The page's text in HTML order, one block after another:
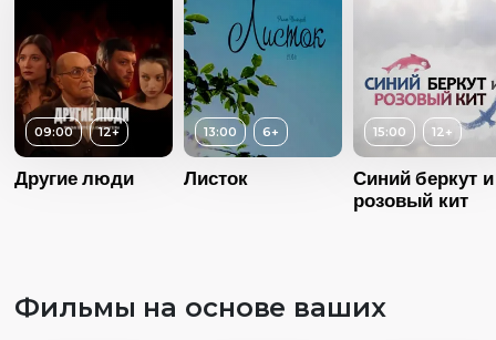
09:00 12+
Другие люди
Длительность
13:00 6+
Листок
15:00 12+
Синий беркут и
розовый кит
Возраст
Фильмы на основе ваших